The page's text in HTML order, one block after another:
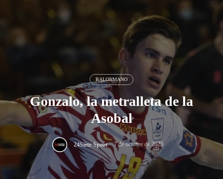
BALONMANO
Gonzalo, la metralleta de la
Asobal
24Siete Sport 7 de octubre de 2025